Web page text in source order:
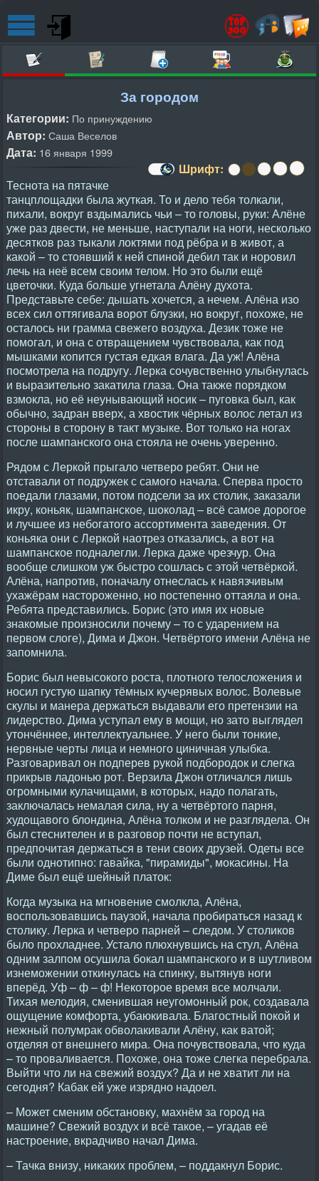
За городом
Категории: По принуждению
Автор: Саша Веселов
Дата: 16 января 1999
Шрифт:
Теснота на пятачке
танцплощадки была жуткая. То и дело тебя толкали,
пихали, вокруг вздымались чьи – то головы, руки: Алёне
уже раз двести, не меньше, наступали на ноги, несколько
десятков раз тыкали локтями под рёбра и в живот, а
какой – то стоявший к ней спиной дебил так и норовил
лечь на неё всем своим телом. Но это были ещё
цветочки. Куда больше угнетала Алёну духота.
Представьте себе: дышать хочется, а нечем. Алёна изо
всех сил оттягивала ворот блузки, но вокруг, похоже, не
осталось ни грамма свежего воздуха. Дезик тоже не
помогал, и она с отвращением чувствовала, как под
мышками копится густая едкая влага. Да уж! Алёна
посмотрела на подругу. Лерка сочувственно улыбнулась
и выразительно закатила глаза. Она также порядком
взмокла, но её неунывающий носик – пуговка был, как
обычно, задран вверх, а хвостик чёрных волос летал из
стороны в сторону в такт музыке. Вот только на ногах
после шампанского она стояла не очень уверенно.
Рядом с Леркой прыгало четверо ребят. Они не
отставали от подружек с самого начала. Сперва просто
поедали глазами, потом подсели за их столик, заказали
икру, коньяк, шампанское, шоколад – всё самое дорогое
и лучшее из небогатого ассортимента заведения. От
коньяка они с Леркой наотрез отказались, а вот на
шампанское подналегли. Лерка даже чрезчур. Она
вообще слишком уж быстро сошлась с этой четвёркой.
Алёна, напротив, поначалу отнеслась к навязчивым
ухажёрам настороженно, но постепенно оттаяла и она.
Ребята представились. Борис (это имя их новые
знакомые произносили почему – то с ударением на
первом слоге), Дима и Джон. Четвёртого имени Алёна не
запомнила.
Борис был невысокого роста, плотного телосложения и
носил густую шапку тёмных кучерявых волос. Волевые
скулы и манера держаться выдавали его претензии на
лидерство. Дима уступал ему в мощи, но зато выглядел
утончённее, интеллектуальнее. У него были тонкие,
нервные черты лица и немного циничная улыбка.
Разговаривал он подперев рукой подбородок и слегка
прикрыв ладонью рот. Верзила Джон отличался лишь
огромными кулачищами, в которых, надо полагать,
заключалась немалая сила, ну а четвёртого парня,
худощавого блондина, Алёна толком и не разглядела. Он
был стеснителен и в разговор почти не вступал,
предпочитая держаться в тени своих друзей. Одеты все
были однотипно: гавайка, "пирамиды", мокасины. На
Диме был ещё шейный платок:
Когда музыка на мгновение смолкла, Алёна,
воспользовавшись паузой, начала пробираться назад к
столику. Лерка и четверо парней – следом. У столиков
было прохладнее. Устало плюхнувшись на стул, Алёна
одним залпом осушила бокал шампанского и в шутливом
изнеможении откинулась на спинку, вытянув ноги
вперёд. Уф – ф – ф! Некоторое время все молчали.
Тихая мелодия, сменившая неугомонный рок, создавала
ощущение комфорта, убаюкивала. Благостный покой и
нежный полумрак обволакивали Алёну, как ватой;
отделяя от внешнего мира. Она почувствовала, что куда
– то проваливается. Похоже, она тоже слегка перебрала.
Выйти что ли на свежий воздух? Да и не хватит ли на
сегодня? Кабак ей уже изрядно надоел.
– Может сменим обстановку, махнём за город на
машине? Свежий воздух и всё такое, – угадав её
настроение, вкрадчиво начал Дима.
– Тачка внизу, никаких проблем, – поддакнул Борис.